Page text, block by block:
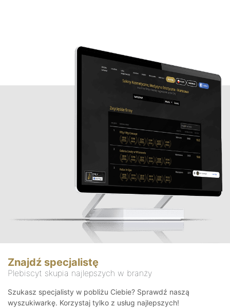
Znajdź specjalistę
Plebiscyt skupia najlepszych w branży
Szukasz specjalisty w pobliżu Ciebie? Sprawdź naszą
wyszukiwarkę. Korzystaj tylko z usług najlepszych!